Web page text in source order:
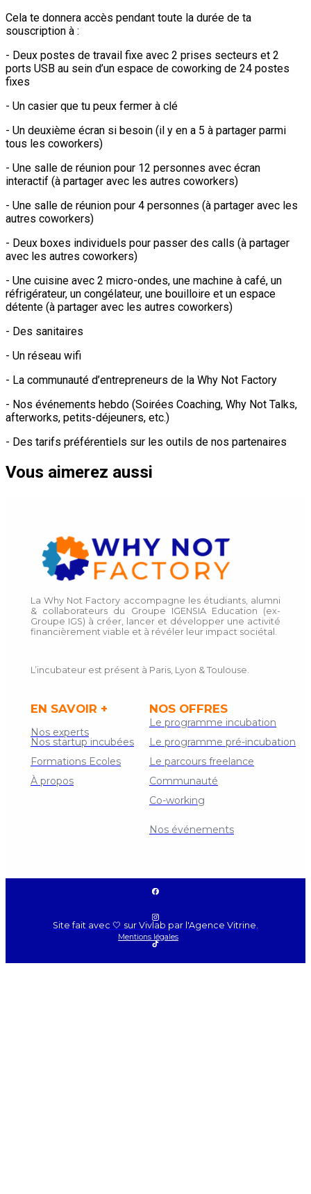
Cela te donnera accès pendant toute la durée de ta
souscription à :
- Deux postes de travail fixe avec 2 prises secteurs et 2
ports USB au sein d’un espace de coworking de 24 postes
fixes
- Un casier que tu peux fermer à clé
- Un deuxième écran si besoin (il y en a 5 à partager parmi
tous les coworkers)
- Une salle de réunion pour 12 personnes avec écran
interactif (à partager avec les autres coworkers)
- Une salle de réunion pour 4 personnes (à partager avec les
autres coworkers)
- Deux boxes individuels pour passer des calls (à partager
avec les autres coworkers)
- Une cuisine avec 2 micro-ondes, une machine à café, un
réfrigérateur, un congélateur, une bouilloire et un espace
détente (à partager avec les autres coworkers)
- Des sanitaires
- Un réseau wifi
- La communauté d’entrepreneurs de la Why Not Factory
- Nos événements hebdo (Soirées Coaching, Why Not Talks,
afterworks, petits-déjeuners, etc.)
- Des tarifs préférentiels sur les outils de nos partenaires
Vous aimerez aussi
Le programme incubation
La Why Not Factory accompagne les étudiants, alumni
& collaborateurs du Groupe IGENSIA Education (ex-
Groupe IGS) à créer, lancer et développer une activité
financièrement viable et à révéler leur impact sociétal.
L’incubateur est présent à Paris, Lyon & Toulouse.
NOS OFFRES
EN SAVOIR +
Co-working
Nos événements
Formations Ecoles
Nos startup incubées
Nos experts
Le parcours freelance
Le programme pré-incubation
À propos Communauté
Mentions légales
Site fait avec 🤍 sur Vivlab par l'Agence Vitrine.